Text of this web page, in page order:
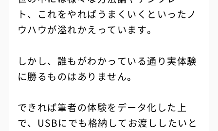
ト、これをやればうまくいくといったノ
ウハウが溢れかえっています。
しかし、誰もがわかっている通り実体験
に勝るものはありません。
できれば筆者の体験をデータ化した上
で、USBにでも格納してお渡ししたいと